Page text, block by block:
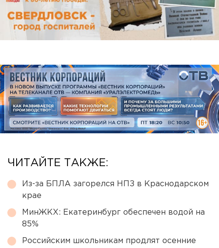
ЧИТАЙТЕ ТАКЖЕ:
Из-за БПЛА загорелся НПЗ в Краснодарском
крае
МинЖКХ: Екатеринбург обеспечен водой на
85%
Российским школьникам продлят осенние